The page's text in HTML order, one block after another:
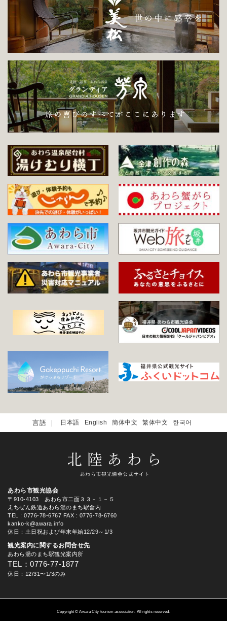
日本語 English 簡体中文 繁体中文 한국어
あわら市観光協会
〒910-4103 あわら市二面３３－１－５
えちぜん鉄道あわら湯のまち駅舎内
TEL
: 0776-78-6767 FAX : 0776-78-6760
kanko-k@awara.info
休日：土日祝および年末年始12/29～1/3
観光案内に関するお問合せ先
あわら湯のまち駅観光案内所
TEL：0776-77-1877
休日：12/31〜1/3のみ
Copyright © Awara City tourism association. All rights reserved.